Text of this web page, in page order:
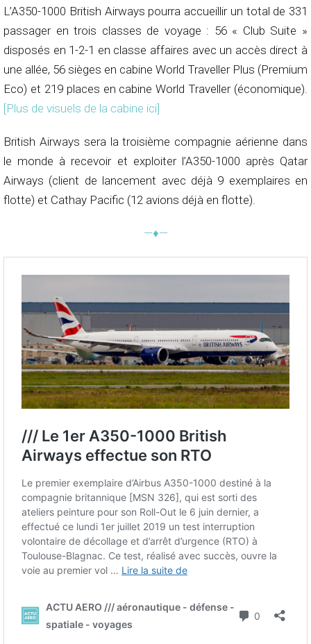
L’A350-1000 British Airways pourra accueillir un total de 331
passager en trois classes de voyage : 56 « Club Suite »
disposés en 1-2-1 en classe affaires avec un accès direct à
une allée, 56 sièges en cabine World Traveller Plus (Premium
Eco) et 219 places en cabine World Traveller (économique).
[Plus de visuels de la cabine ici]
British Airways sera la troisième compagnie aérienne dans
le monde à recevoir et exploiter l’A350-1000 après Qatar
Airways (client de lancement avec déjà 9 exemplaires en
flotte) et Cathay Pacific (12 avions déjà en flotte).
—♦—